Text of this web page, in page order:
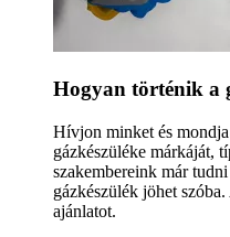
Hogyan történik a
Hívjon minket és
gázkészüléke márkáját,
szakembereink már
gázkészülék jöhet
ajánlatot.